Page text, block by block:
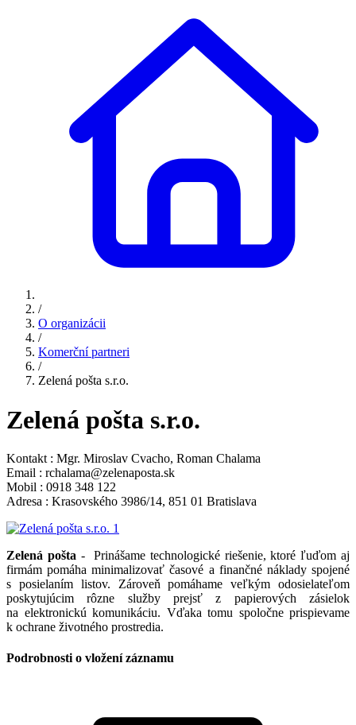
/
O organizácii
/
Komerční partneri
/
Zelená pošta s.r.o.
Zelená pošta s.r.o.
Kontakt : Mgr. Miroslav Cvacho, Roman Chalama
Email : rchalama@zelenaposta.sk
Mobil : 0918 348 122
Adresa : Krasovského 3986/14, 851 01 Bratislava
Zelená pošta - Prinášame technologické riešenie, ktoré ľuďom aj
firmám pomáha minimalizovať časové a finančné náklady spojené
s posielaním listov. Zároveň pomáhame veľkým odosielateľom
poskytujúcim rôzne služby prejsť z papierových zásielok
na elektronickú komunikáciu. Vďaka tomu spoločne prispievame
k ochrane životného prostredia.
Podrobnosti o vložení záznamu